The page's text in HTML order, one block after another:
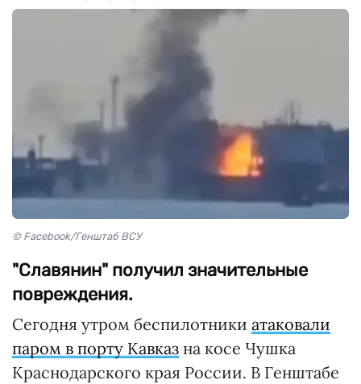
© Facebook/Генштаб ВСУ
"Славянин" получил значительные
повреждения.
Сегодня утром беспилотники атаковали
паром в порту Кавказ на косе Чушка
Краснодарского края России. В Генштабе